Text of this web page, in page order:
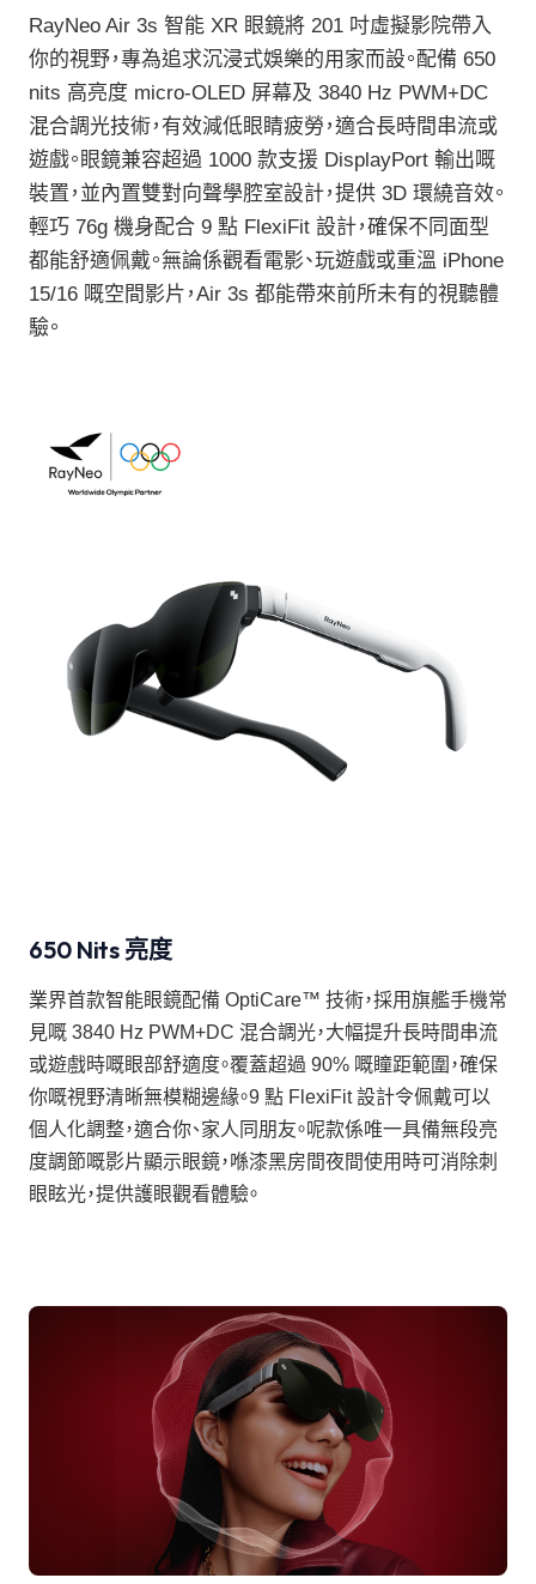
RayNeo Air 3s 智能 XR 眼鏡將 201 吋虛擬影院帶入
你的視野，專為追求沉浸式娛樂的用家而設。配備 650
nits 高亮度 micro-OLED 屏幕及 3840 Hz PWM+DC
混合調光技術，有效減低眼睛疲勞，適合長時間串流或
遊戲。眼鏡兼容超過 1000 款支援 DisplayPort 輸出嘅
裝置，並內置雙對向聲學腔室設計，提供 3D 環繞音效。
輕巧 76g 機身配合 9 點 FlexiFit 設計，確保不同面型
都能舒適佩戴。無論係觀看電影、玩遊戲或重溫 iPhone
15/16 嘅空間影片，Air 3s 都能帶來前所未有的視聽體
驗。
650 Nits 亮度
業界首款智能眼鏡配備 OptiCare™ 技術，採用旗艦手機常
見嘅 3840 Hz PWM+DC 混合調光，大幅提升長時間串流
或遊戲時嘅眼部舒適度。覆蓋超過 90% 嘅瞳距範圍，確保
你嘅視野清晰無模糊邊緣。9 點 FlexiFit 設計令佩戴可以
個人化調整，適合你、家人同朋友。呢款係唯一具備無段亮
度調節嘅影片顯示眼鏡，喺漆黑房間夜間使用時可消除刺
眼眩光，提供護眼觀看體驗。